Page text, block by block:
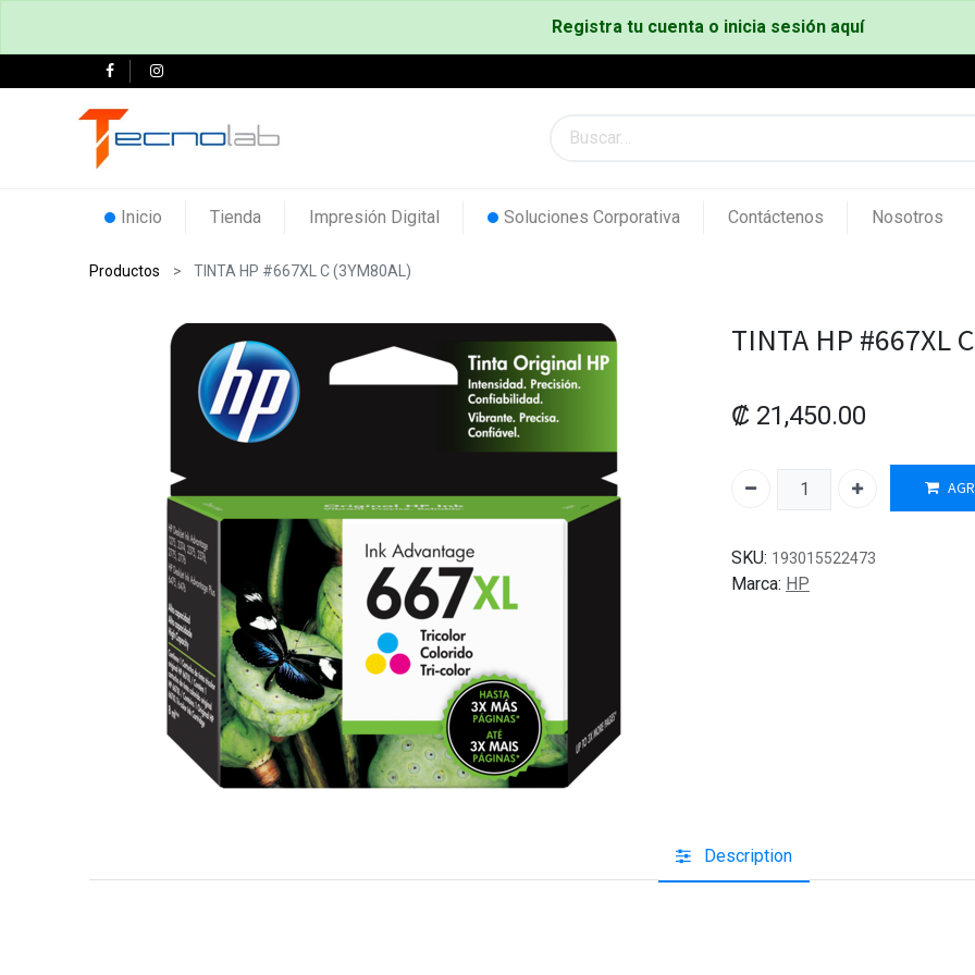
Registra tu cuenta o inicia sesión aquí
Inicio Tienda Impresión Digital Soluciones Corporativa Contáctenos Nosotros
Productos TINTA HP #667XL C (3YM80AL)
TINTA HP #667XL
₡ 21,450.00
SKU: 193015522473
Marca: HP
Description